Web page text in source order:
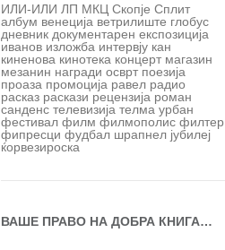
ИЛИ-ИЛИ ЛП МКЦ Скопје Сплит
албум венеција ветрилиште глобус
дневник документарен експозиција
иванов изложба интервју кан
киненова кинотека концерт магазин
мезанин награди осврт поезија
проаза промоција равел радио
расказ раскази рецензија роман
санденс телевизија телма урбан
фестивал филм филмополис филтер
фипресци фудбал шрапнел јубилеј
ќорвезироска
ВАШЕ ПРАВО НА ДОБРА КНИГА…